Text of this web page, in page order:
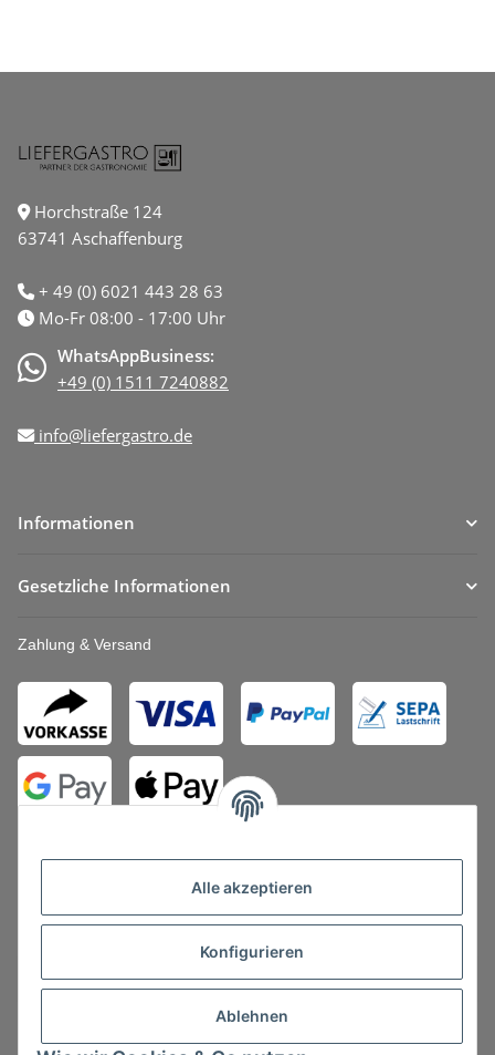
Alle akzeptieren
Konfigurieren
Ablehnen
Horchstraße 124
63741 Aschaffenburg
+ 49 (0) 6021 443 28 63
Mo-Fr 08:00 - 17:00 Uhr
WhatsAppBusiness:
+49 (0) 1511 7240882
info@liefergastro.de
Informationen
Gesetzliche Informationen
Zahlung & Versand
Vertrag widerrufen